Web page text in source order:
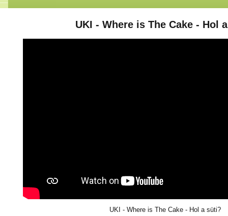
UKI - Where is The Cake - Hol
UKI - Where is The Cake - Hol a süti?